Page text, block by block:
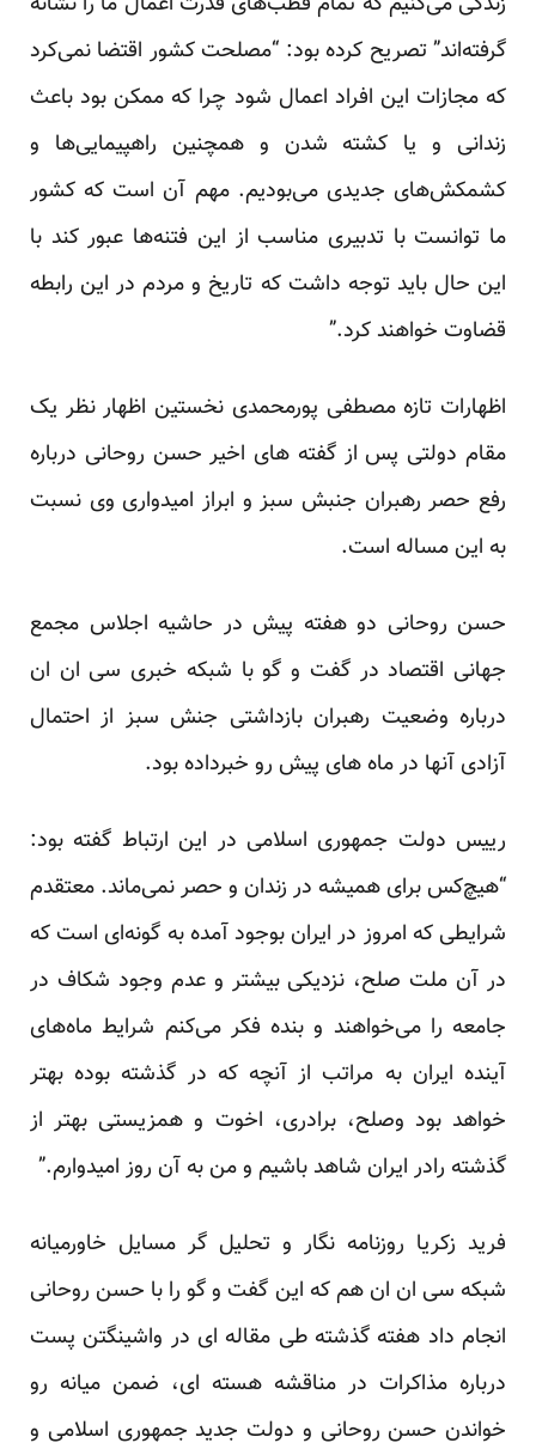
گرفته‌اند” تصریح کرده بود: “مصلحت کشور اقتضا نمی‌کرد
که مجازات این افراد اعمال شود چرا که ممکن بود باعث
زندانی و یا کشته شدن و همچنین راهپیمایی‌ها و
کشمکش‌های جدیدی می‌بودیم. مهم آن است که کشور
ما توانست با تدبیری مناسب از این فتنه‌ها عبور کند با
این حال باید توجه داشت که تاریخ و مردم در این رابطه
قضاوت خواهند کرد.”
اظهارات تازه مصطفی پورمحمدی نخستین اظهار نظر یک
مقام دولتی پس از گفته های اخیر حسن روحانی درباره
رفع حصر رهبران جنبش سبز و ابراز امیدواری وی نسبت
به این مساله است.
حسن روحانی دو هفته پیش در حاشیه اجلاس مجمع
جهانی اقتصاد در گفت و گو با شبکه خبری سی ان ان
درباره وضعیت رهبران بازداشتی جنش سبز از احتمال
آزادی آنها در ماه های پیش رو خبرداده بود.
رییس دولت جمهوری اسلامی در این ارتباط گفته بود:
“هیچ‌کس برای همیشه در زندان و حصر نمی‌ماند. معتقدم
شرایطی که امروز در ایران بوجود آمده به گونه‌ای است که
در آن ملت صلح، نزدیکی بیشتر و عدم وجود شکاف در
جامعه را می‌خواهند و بنده فکر می‌کنم شرایط ماه‌های
آینده ایران به مراتب از آنچه که در گذشته بوده بهتر
خواهد بود وصلح، برادری، اخوت و همزیستی بهتر از
گذشته رادر ایران شاهد باشیم و من به آن روز امیدوارم.”
فرید زکریا روزنامه نگار و تحلیل گر مسایل خاورمیانه
شبکه سی ان ان هم که این گفت و گو را با حسن روحانی
انجام داد هفته گذشتهطی مقاله ای در واشینگتن پست
درباره مذاکرات در مناقشه هسته ای، ضمن میانه رو
خواندن حسن روحانی و دولت جدید جمهوری اسلامی و